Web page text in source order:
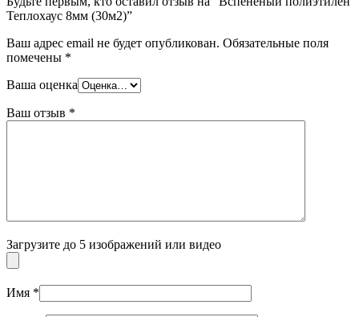
Теплохаус 8мм (30м2)”
Ваш адрес email не будет опубликован. Обязательные поля
помечены *
Ваша оценка
Ваш отзыв *
Загрузите до 5 изображений или видео
Имя *